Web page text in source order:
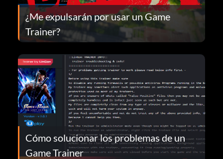
¿Me expulsarán por usar un Game
Trainer?
Cómo solucionar los problemas de un
Game Trainer